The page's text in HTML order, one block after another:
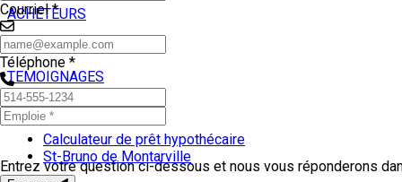
ACHETEURS
VENDEURS
TEMOIGNAGES
OUTILS
Calculateur de prêt hypothécaire
St-Bruno de Montarville
Courriel *
Téléphone *
Entrez votre question ci-dessous et nous vous réponderons